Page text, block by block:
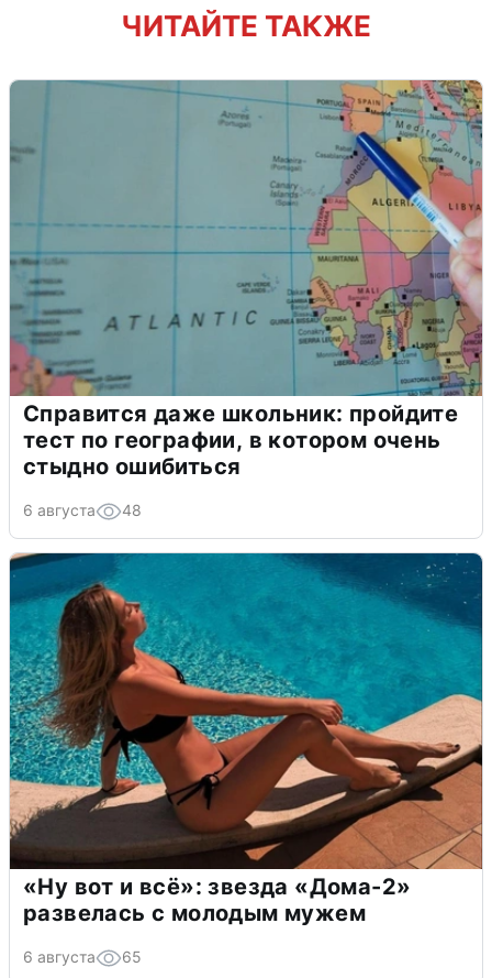
ЧИТАЙТЕ ТАКЖЕ
Справится даже школьник: пройдите
тест по географии, в котором очень
стыдно ошибиться
6 августа 48
«Ну вот и всё»: звезда «Дома-2»
развелась с молодым мужем
6 августа 65